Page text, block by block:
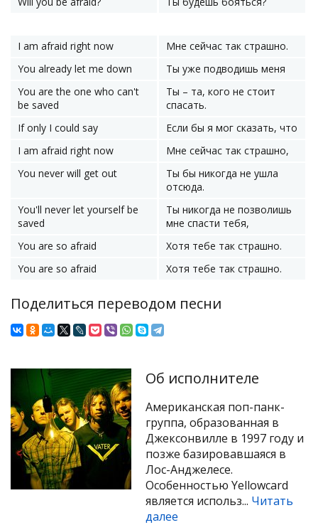
I am afraid right now
Мне сейчас так страшно.
You already let me down
Ты уже подводишь меня
You are the one who can't
be saved
Ты – та, кого не стоит
спасать.
If only I could say
Если бы я мог сказать, что
I am afraid right now
Мне сейчас так страшно,
You never will get out
Ты бы никогда не ушла
отсюда.
You'll never let yourself be
saved
Ты никогда не позволишь
мне спасти тебя,
You are so afraid
Хотя тебе так страшно.
You are so afraid
Хотя тебе так страшно.
Поделиться переводом песни
Об исполнителе
Американская поп-панк-
группа, образованная в
Джексонвилле в 1997 году и
позже базировавшаяся в
Лос-Анджелесе.
Особенностью Yellowcard
является использ... Читать
далее